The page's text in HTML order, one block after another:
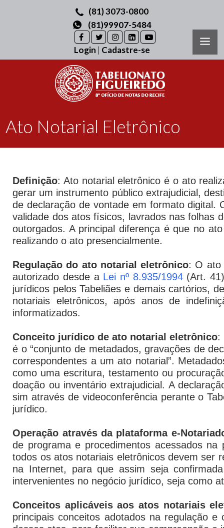
(81) 3073-0800
(81)99907-5484
Login | Cadastre-se
Ato Notarial Eletrônico
Definição: Ato notarial eletrônico é o ato
gerar um instrumento público extrajudicial,
de declaração de vontade em formato digital.
validade dos atos físicos, lavrados nas folhas
outorgados. A principal diferença é que no
realizando o ato presencialmente.
Regulação do ato notarial eletrônico: O ato
autorizado desde a Lei nº 8.935/1994(Art.
jurídicos pelos Tabeliães e demais cartórios,
notariais eletrônicos, após anos de
informatizados.
Conceito jurídico de ato notarial eletrônico:
é o “conjunto de metadados, gravações de
correspondentes a um ato notarial”.
como uma escritura, testamento ou
doação ou inventário extrajudicial. A
sim através de videoconferência perante o
jurídico.
Operação através da plataforma e-
de programa e procedimentos acessados
todos os atos notariais eletrônicos devem ser
na Internet, para que assim seja
intervenientes no negócio jurídico, seja como
Conceitos aplicáveis aos atos notariais
principais conceitos adotados na regulação